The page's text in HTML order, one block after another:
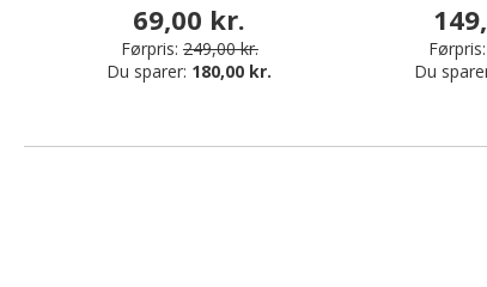
69,00 kr.
Førpris: 249,00 kr.
Du sparer: 180,00 kr.
Førpris:
Du